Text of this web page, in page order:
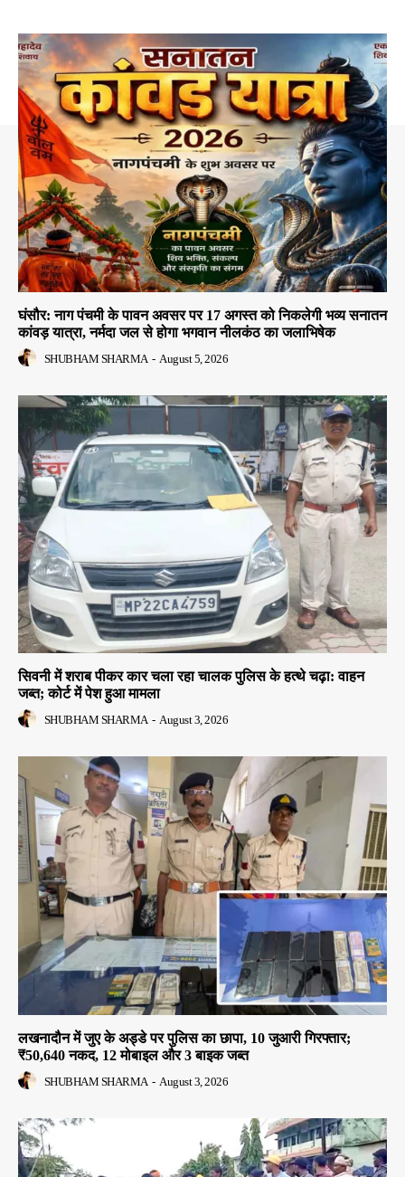
घंसौर: नाग पंचमी के पावन अवसर पर 17 अगस्त को निकलेगी भव्य सनातन
कांवड़ यात्रा, नर्मदा जल से होगा भगवान नीलकंठ का जलाभिषेक
SHUBHAM SHARMA - August 5, 2026
सिवनी में शराब पीकर कार चला रहा चालक पुलिस के हत्थे चढ़ा: वाहन
जब्त; कोर्ट में पेश हुआ मामला
SHUBHAM SHARMA - August 3, 2026
लखनादौन में जुए के अड्डे पर पुलिस का छापा, 10 जुआरी गिरफ्तार;
₹50,640 नकद, 12 मोबाइल और 3 बाइक जब्त
SHUBHAM SHARMA - August 3, 2026